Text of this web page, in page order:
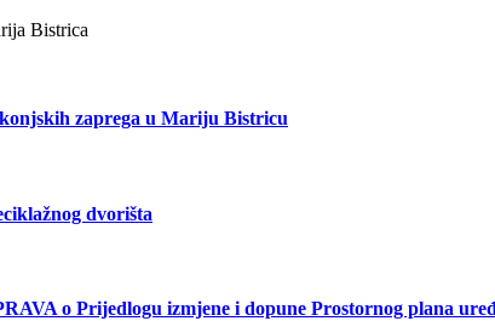
Bistrica
zaprega u Mariju Bistricu
dvorišta
o Prijedlogu izmjene i dopune Prostornog plana